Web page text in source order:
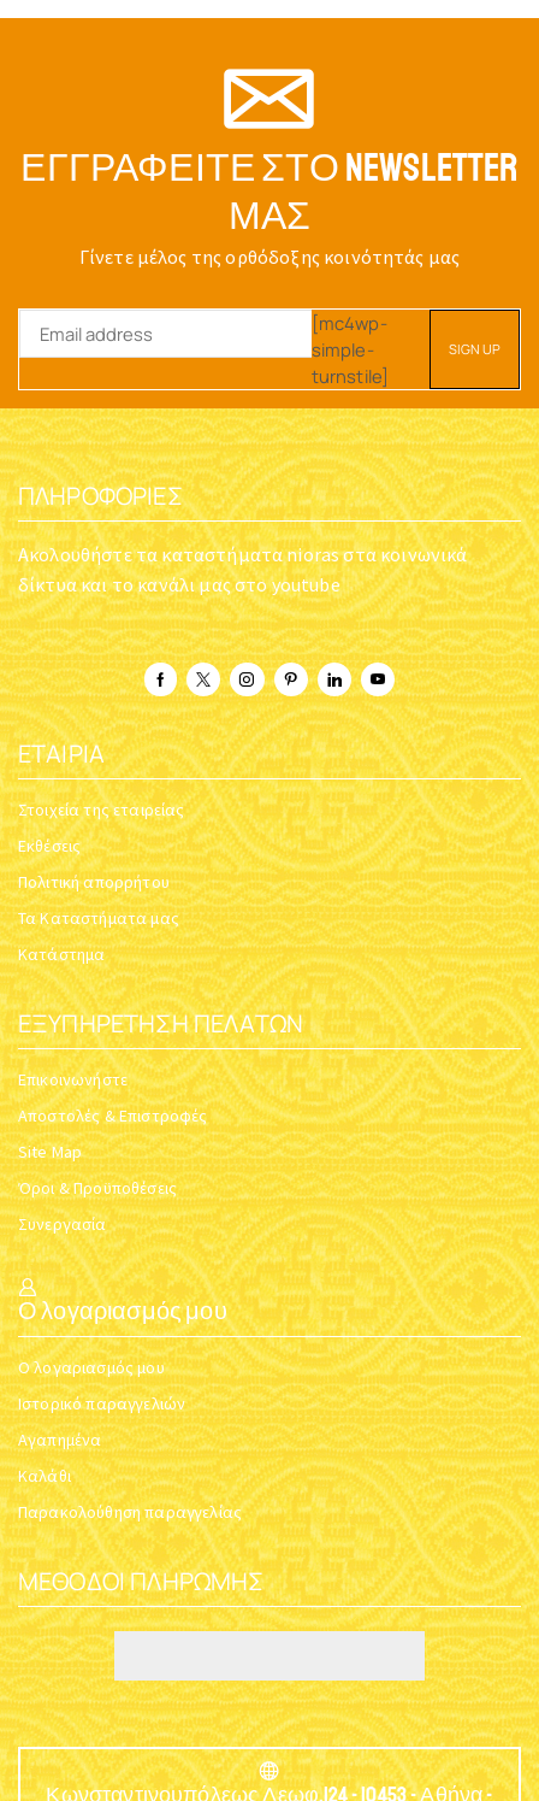
ΕΓΓΡΑΦΕΊΤΕ ΣΤΟ NEWSLETTER
ΜΑΣ
Γίνετε μέλος της ορθόδοξης κοινότητάς μας
[mc4wp-
simple-
turnstile]
ΠΛΗΡΟΦΟΡΊΕΣ
Ακολουθήστε τα καταστήματα nioras στα κοινωνικά
δίκτυα και το κανάλι μας στο youtube
ΕΤΑΙΡΊΑ
Στοιχεία της εταιρείας
Εκθέσεις
Πολιτική απορρήτου
Τα Καταστήματα μας
Κατάστημα
ΕΞΥΠΗΡΈΤΗΣΗ ΠΕΛΑΤΏΝ
Επικοινωνήστε
Αποστολές & Επιστροφές
Site Map
Όροι & Προϋποθέσεις
Συνεργασία
Ο λογαριασμός μου
Ο λογαριασμός μου
Ιστορικό παραγγελιών
Αγαπημένα
Καλάθι
Παρακολούθηση παραγγελίας
ΜΈΘΟΔΟΙ ΠΛΗΡΩΜΉΣ
Κωνσταντινουπόλεως Λεωφ.124 - 10453 - Αθήνα -